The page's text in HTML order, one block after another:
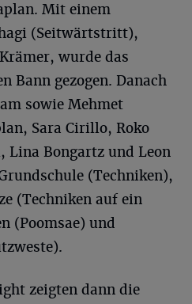
Mit einem
(Seitwärtstritt),
wurde das
Bann gezogen. Danach
sowie Mehmet
Sara Cirillo, Roko
Lina Bongartz und Leon
(Techniken),
(Techniken auf ein
(Poomsae) und
zeigten dann die